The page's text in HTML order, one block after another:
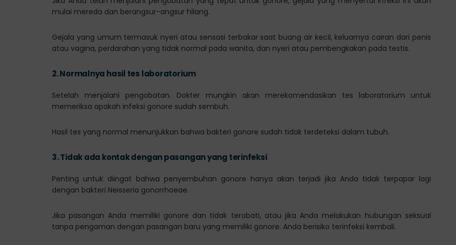
mulai mereda dan berangsur-angsur hilang.
Gejala yang umum termasuk nyeri atau sensasi terbakar saat buang air kecil, keluarnya cairan dari penis
atau vagina, perdarahan yang tidak normal pada wanita, dan nyeri atau pembengkakan pada testis.
2.Normalnya hasil tes laboratorium
Setelah menjalani pengobatan. Dokter mungkin akan merekomendasikan tes laboratorium untuk
memeriksa apakah infeksi gonore sudah sembuh.
Hasil tes yang normal menunjukkan bahwa bakteri gonore sudah tidak terdeteksi dalam tubuh.
3.Tidak ada kontak dengan pasangan yang terinfeksi
Penting untuk diingat bahwa penyembuhan gonore hanya akan terjadi jika Anda tidak terpapar lagi
dengan bakteri Neisseria gonorrhoeae.
Jika pasangan Anda memiliki gonore dan tidak terobati, atau jika Anda melakukan hubungan seksual
tanpa pengaman dengan pasangan baru yang memiliki gonore. Anda berisiko terinfeksi kembali.